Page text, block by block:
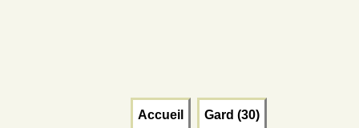
Accueil Gard (30)